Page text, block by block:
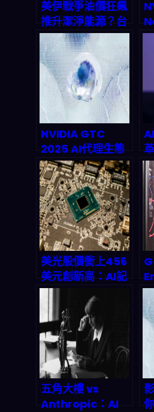
美伊戰爭油價狂飆
推升潔淨能源？台
股FT 00899 ETF
3月16日暴漲
2.1%！2026投資
人必看避險布局全
攻略
NVIDIA GTC
2025 AI代理生態
系全面解析：企業
自動化新紀元來
臨？
美光股價衝上456
美元創新高：AI記
憶體荒下的半導體
霸主之路
五角大樓 vs
Anthropic：AI